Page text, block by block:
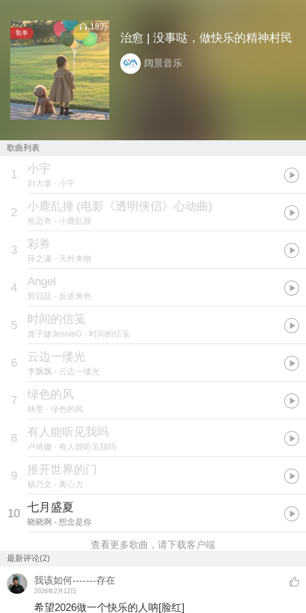
歌单
18万
治愈 | 没事哒，做快乐的精神村民
阔景音乐
歌曲列表
1 小宇
刘大拿 - 小宇
2 小鹿乱撞 (电影《透明侠侣》心动曲)
焦迈奇 - 小鹿乱撞
3 彩券
薛之谦 - 天外来物
4 Angel
郭冠廷 - 反派角色
5 时间的信笺
龚子婕JessieG - 时间的信笺
6 云边一缕光
李飘飘 - 云边一缕光
7 绿色的风
林墨 - 绿色的风
8 有人能听见我吗
卢靖姗 - 有人能听见我吗
9 推开世界的门
杨乃文 - 离心力
10 七月盛夏
晓晓啊 - 想念是你
查看更多歌曲，请下载客户端
最新评论(2)
我该如何-------存在
2026年2月12日
希望2026做一个快乐的人呐[脸红]